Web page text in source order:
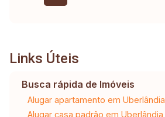
Links Úteis
Busca rápida de Imóveis
Alugar apartamento em Uberlândia
Alugar casa padrão em Uberlândia